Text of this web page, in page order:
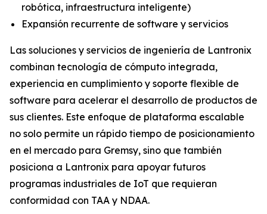
robótica, infraestructura inteligente)
Expansión recurrente de software y servicios
Las soluciones y servicios de ingeniería de Lantronix
combinan tecnología de cómputo integrada,
experiencia en cumplimiento y soporte flexible de
software para acelerar el desarrollo de productos de
sus clientes. Este enfoque de plataforma escalable
no solo permite un rápido tiempo de posicionamiento
en el mercado para Gremsy, sino que también
posiciona a Lantronix para apoyar futuros
programas industriales de IoT que requieran
conformidad con TAA y NDAA.